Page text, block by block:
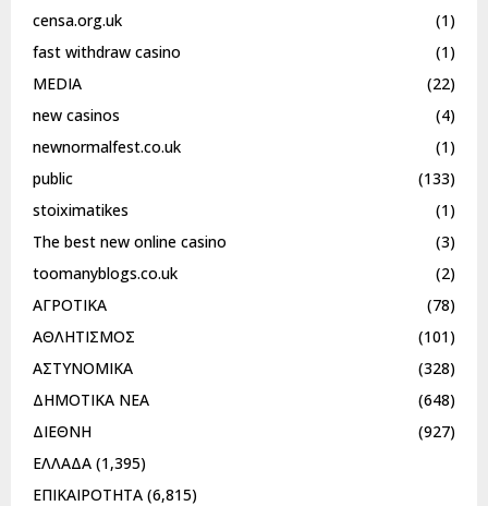
censa.org.uk
(1)
fast withdraw casino
(1)
MEDIA
(22)
new casinos
(4)
newnormalfest.co.uk
(1)
public
(133)
stoiximatikes
(1)
The best new online casino
(3)
toomanyblogs.co.uk
(2)
ΑΓΡΟΤΙΚΑ
(78)
ΑΘΛΗΤΙΣΜΟΣ
(101)
ΑΣΤΥΝΟΜΙΚΑ
(328)
ΔΗΜΟΤΙΚΑ ΝΕΑ
(648)
ΔΙΕΘΝΗ
(927)
ΕΛΛΑΔΑ (1,395)
ΕΠΙΚΑΙΡΟΤΗΤΑ (6,815)